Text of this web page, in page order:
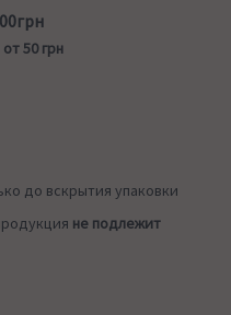
от 50 грн
до вскрытия упаковки
не подлежит